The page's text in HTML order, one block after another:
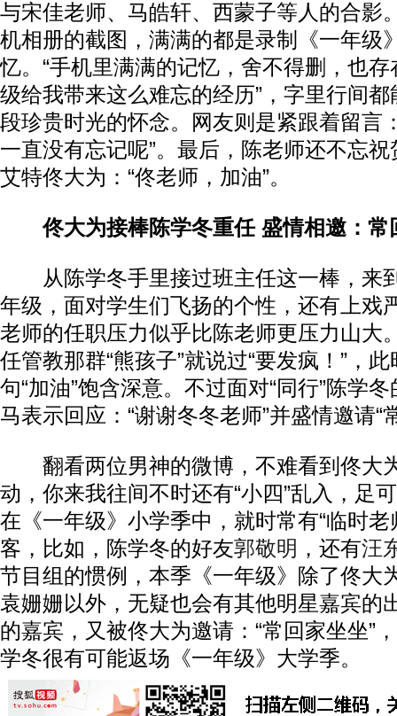
与宋佳老师、马皓轩、西蒙子等人的合影
机相册的截图，满满的都是录制《一年级
忆。“手机里满满的记忆，舍不得删，也
级给我带来这么难忘的经历”，字里行间
段珍贵时光的怀念。网友则是紧跟着留言
一直没有忘记呢”。最后，陈老师还不忘
艾特佟大为：“佟老师，加油”。
佟大为接棒陈学冬重任 盛情相邀：常
从陈学冬手里接过班主任这一棒，来
年级，面对学生们飞扬的个性，还有上戏
老师的任职压力似乎比陈老师更压力山大
任管教那群“熊孩子”就说过“要发疯！”，
句“加油”饱含深意。不过面对“同行”陈学
马表示回应：“谢谢冬冬老师”并盛情邀请“
翻看两位男神的微博，不难看到佟大
动，你来我往间不时还有“小四”乱入，足
在《一年级》小学季中，就时常有“临时老
客，比如，陈学冬的好友郭敬明 ，还有汪
节目组的惯例，本季《一年级》除了佟大
袁姗姗以外，无疑也会有其他明星嘉宾的
的嘉宾，又被佟大为邀请：“常回家坐坐”
学冬很有可能返场《一年级》大学季。